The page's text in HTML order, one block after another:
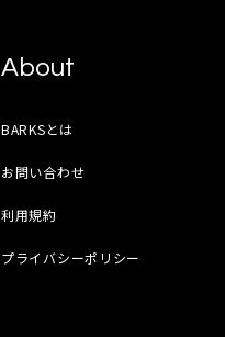
About
BARKSとは
お問い合わせ
利用規約
プライバシーポリシー